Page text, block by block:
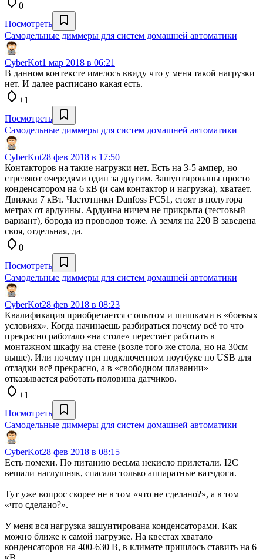
0
Посмотреть
Самодельные диммеры для систем домашней автоматики
CyberKot1 мар 2018 в 06:21
В данном контексте имелось ввиду что у меня такой нагрузки
нет. И далее расписано какая есть.
+1
Посмотреть
Самодельные диммеры для систем домашней автоматики
CyberKot28 фев 2018 в 17:50
Контакторов на такие нагрузки нет. Есть на 3-5 ампер, но
стреляют очередями один за другим. Зашунтированы просто
конденсатором на 6 кВ (и сам контактор и нагрузка), хватает.
Движки 7 кВт. Частотники Danfoss FC51, стоят в полутора
метрах от ардуины. Ардуина ничем не прикрыта (тестовый
вариант), борода из проводов тоже. А земля на 220 В заведена
своя, отдельная, да.
0
Посмотреть
Самодельные диммеры для систем домашней автоматики
CyberKot28 фев 2018 в 08:23
Квалификация приобретается с опытом и шишками в «боевых
условиях». Когда начинаешь разбираться почему всё то что
прекрасно работало «на столе» перестаёт работать в
монтажном шкафу на стене (возле того же стола, но на 30см
выше). Или почему при подключенном ноутбуке по USB для
отладки всё прекрасно, а в «свободном плавании»
отказывается работать половина датчиков.
+1
Посмотреть
Самодельные диммеры для систем домашней автоматики
CyberKot28 фев 2018 в 08:15
Есть помехи. По питанию весьма некисло прилетали. I2C
вешали наглушняк, спасали только аппаратные ватчдоги.
Тут уже вопрос скорее не в том «что не сделано?», а в том
«что сделано?».
У меня вся нагрузка зашунтирована конденсаторами. Как
можно ближе к самой нагрузке. На квестах хватало
конденсаторов на 400-630 В, в климате пришлось ставить на 6